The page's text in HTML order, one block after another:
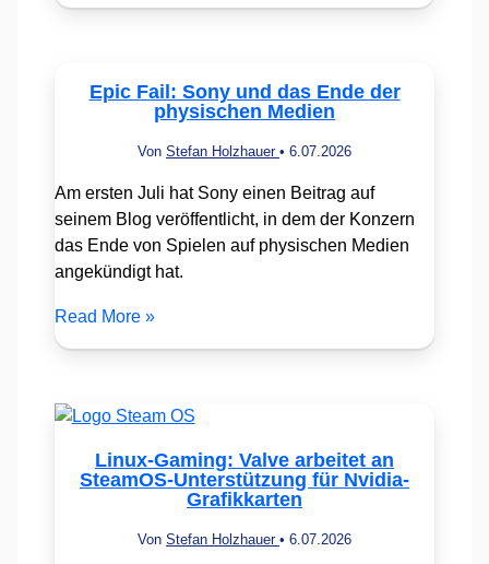
Epic Fail: Sony und das Ende der
physischen Medien
Von Stefan Holzhauer • 6.07.2026
Am ersten Juli hat Sony einen Beitrag auf
seinem Blog veröffentlicht, in dem der Konzern
das Ende von Spielen auf physischen Medien
angekündigt hat.
Read More »
Linux-Gaming: Valve arbeitet an
SteamOS-Unterstützung für Nvidia-
Grafikkarten
Von Stefan Holzhauer • 6.07.2026